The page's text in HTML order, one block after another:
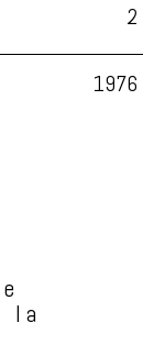
2
1976
la